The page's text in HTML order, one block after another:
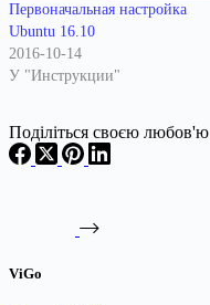
Первоначальная настройка
Ubuntu 16.10
2016-10-14
У "Инструкции"
Поділіться своєю любов'ю
ViGo